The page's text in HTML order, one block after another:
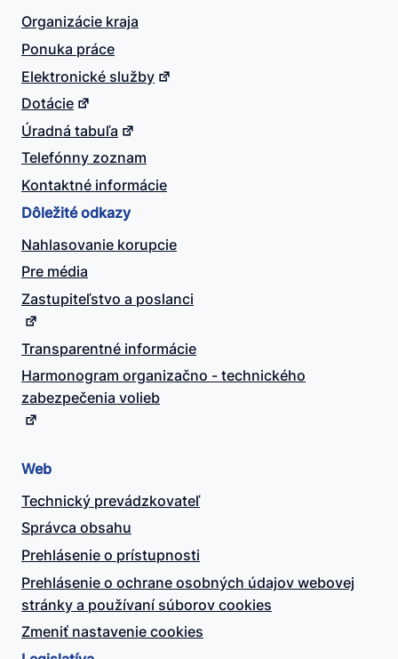
Organizácie kraja
Ponuka práce
Elektronické služby
Dotácie
Úradná tabuľa
Telefónny zoznam
Kontaktné informácie
Dôležité odkazy
Nahlasovanie korupcie
Pre média
Zastupiteľstvo a poslanci
Transparentné informácie
Harmonogram organizačno - technického
zabezpečenia volieb
Web
Technický prevádzkovateľ
Správca obsahu
Prehlásenie o prístupnosti
Prehlásenie o ochrane osobných údajov webovej
stránky a používaní súborov cookies
Zmeniť nastavenie cookies